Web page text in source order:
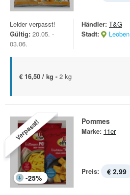
Leider verpasst!
Gültig: 20.05. -
03.06.
Händler: T&G
Stadt:
Leoben
€ 16,50 / kg - 2 kg
Verpasst!
-25%
Pommes
Marke: 11er
Preis: € 2,99